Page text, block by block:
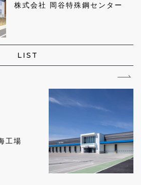
株式会社 岡谷特殊鋼センター
LIST
工場